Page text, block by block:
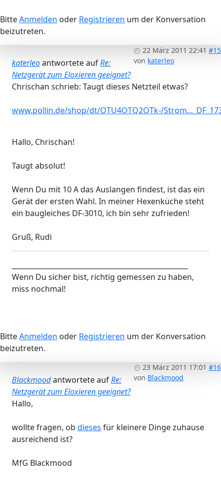
BitteAnmelden oder Registrieren um der Konversation
beizutreten.
22 März 2011 22:41 #15
von katerleo
katerleoantwortete aufRe:
Netzgerät zum Eloxieren geeignet?
Chrischan schrieb: Taugt dieses Netzteil etwas?
www.pollin.de/shop/dt/OTU4OTQ2OTk-/
Hallo, Chrischan!
Taugt absolut!
Wenn Du mit 10 A das Auslangen findest, ist das ein
Gerät der ersten Wahl. In meiner Hexenküche steht
ein baugleiches DF-3010, ich bin sehr zufrieden!
Gruß, Rudi
Wenn Du sicher bist, richtig gemessen zu haben,
miss nochmal!
BitteAnmelden oder Registrieren um der Konversation
beizutreten.
23 März 2011 17:01 #16
von Blackmood
Blackmoodantwortete aufRe:
Netzgerät zum Eloxieren geeignet?
Hallo,
wollte fragen, ob dieses für kleinere Dinge zuhause
ausreichend ist?
MfG Blackmood